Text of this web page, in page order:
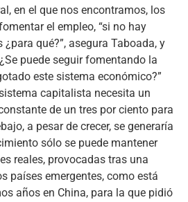
en el que nos encontramos, los
el empleo, “si no hay
qué?”, asegura Taboada, y
puede seguir fomentando la
este sistema económico?”
capitalista necesita un
de un tres por ciento para
a pesar de crecer, se generaría
sólo se puede mantener
reales, provocadas tras una
países emergentes, como está
años en China, para la que pidió